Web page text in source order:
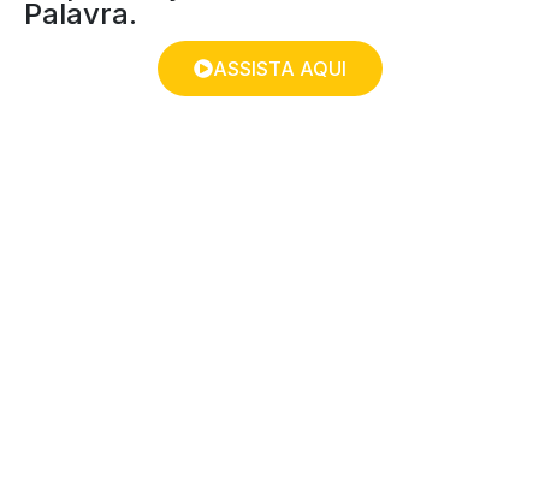
Palavra.
ASSISTA AQUI